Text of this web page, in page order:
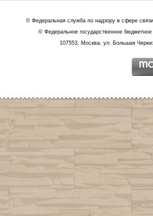
© Федеральная служба по надзору в сфере
© Федеральное государственное
107553, Москва, ул. Большая